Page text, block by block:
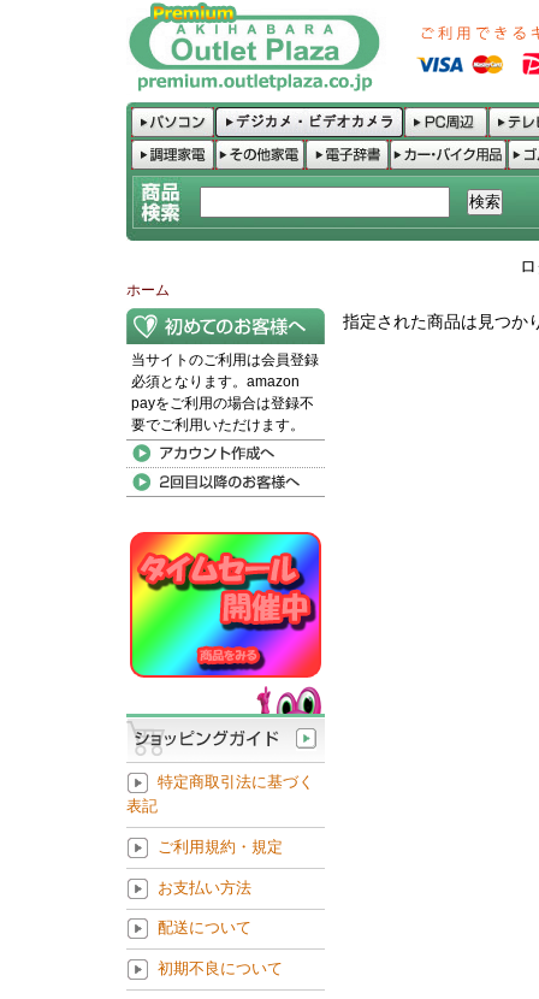
ホーム
指定された商品は見つか
当サイトのご利用は会員登録
必須となります。amazon
payをご利用の場合は登録不
要でご利用いただけます。
特定商取引法に基づく
表記
ご利用規約・規定
お支払い方法
配送について
初期不良について